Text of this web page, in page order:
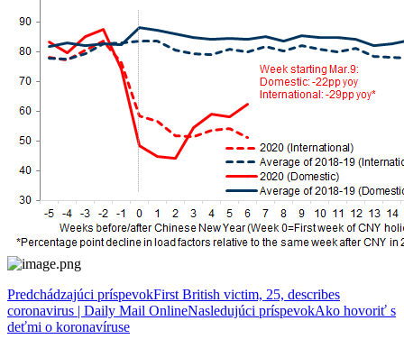
Navigácia
článkami
Predchádzajúci príspevokFirst British victim, 25, describes
coronavirus | Daily Mail OnlineNasledujúci príspevokAko hovoriť s
deťmi o koronavíruse